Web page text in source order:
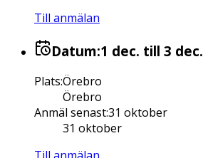
Till anmälan
Datum:1 dec. till 3 dec.
Plats:Örebro
Örebro
Anmäl senast:31 oktober
31 oktober